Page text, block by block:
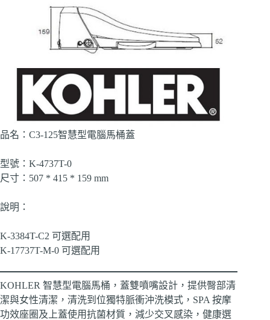
品名：C3-125智慧型電腦馬桶蓋
型號：K-4737T-0
尺寸：507 * 415 * 159 mm
說明：
K-3384T-C2 可選配用
K-17737T-M-0 可選配用
KOHLER 智慧型電腦馬桶，蓋雙噴嘴設計，提供臀部清
潔與女性清潔，清洗到位獨特脈衝沖洗模式，SPA 按摩
功效座圈及上蓋使用抗菌材質，減少交叉感染，健康選